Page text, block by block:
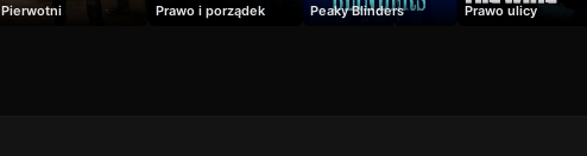
Pierwotni Prawo i porządek Peaky Blinders Prawo ulicy